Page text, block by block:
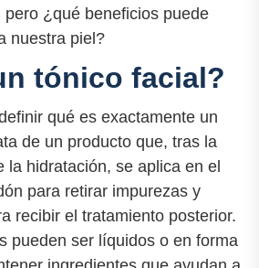
¿qué beneficios puede
nuestra piel?
tónico facial?
qué es exactamente un
de un producto que, tras la
la hidratación, se aplica en el
para retirar impurezas y
recibir el tratamiento posterior.
pueden ser líquidos o en forma